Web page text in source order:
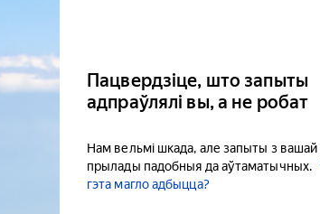
Пацвердзіце, што запыты
адпраўлялі вы, а не робат
Нам вельмі шкада, але запыты з вашай
прылады падобныя да аўтаматычных.
гэта магло адбыцца?